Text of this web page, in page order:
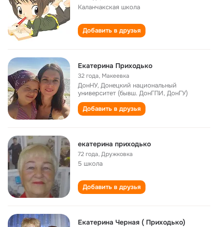
Каланчакская школа
Добавить в друзья
Екатерина Приходько
32 года, Макеевка
ДонНУ, Донецкий национальный
университет (бывш. ДонГПИ, ДонГУ)
Добавить в друзья
екатерина приходько
72 года,Дружковка
5 школа
Добавить в друзья
Екатерина Черная ( Приходько)